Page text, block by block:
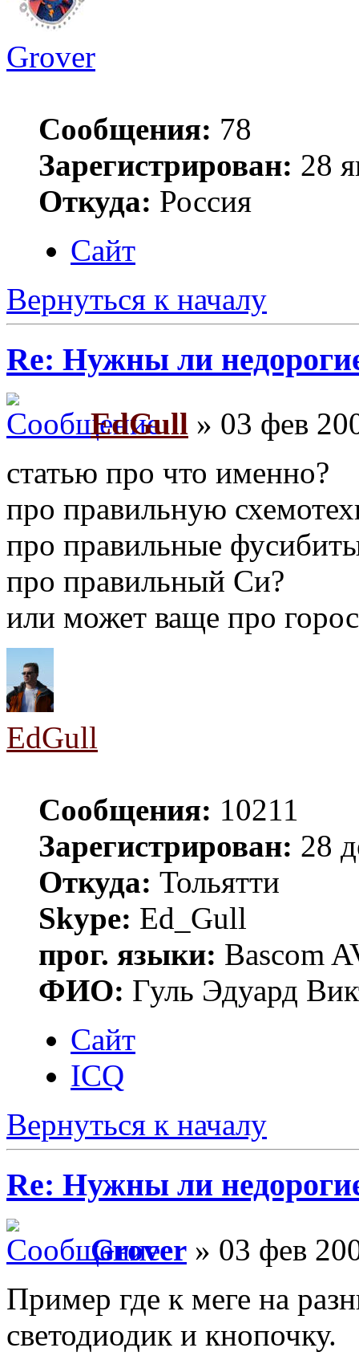
Grover
Сообщения: 78
Зарегистрирован: 28
Откуда: Россия
Сайт
Вернуться к началу
Re: Нужны ли
EdGull » 03 фев
статью про что именно?
про правильную
про правильные
про правильный Си?
или может ваще про
EdGull
Сообщения: 10211
Зарегистрирован: 28
Откуда: Тольятти
Skype: Ed_Gull
прог. языки: Bascom
ФИО: Гуль Эдуард
Сайт
ICQ
Вернуться к началу
Re: Нужны ли
Grover » 03 фев
Пример где к меге на
светодиодик и кнопочку.